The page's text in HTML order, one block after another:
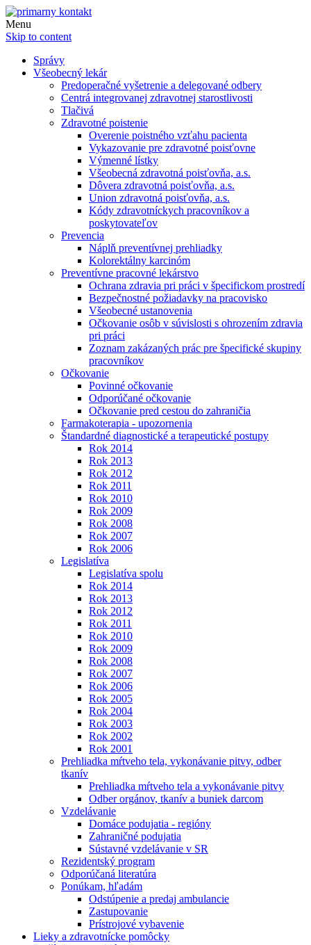
Menu
Skip to content
Správy
Všeobecný lekár
Predoperačné vyšetrenie a delegované odbery
Centrá integrovanej zdravotnej starostlivosti
Tlačivá
Zdravotné poistenie
Overenie poistného vzťahu pacienta
Vykazovanie pre zdravotné poisťovne
Výmenné lístky
Všeobecná zdravotná poisťovňa, a.s.
Dôvera zdravotná poisťovňa, a.s.
Union zdravotná poisťovňa, a.s.
Kódy zdravotníckych pracovníkov a
poskytovateľov
Prevencia
Náplň preventívnej prehliadky
Kolorektálny karcinóm
Preventívne pracovné lekárstvo
Ochrana zdravia pri práci v špecifickom prostredí
Bezpečnostné požiadavky na pracovisko
Všeobecné ustanovenia
Očkovanie osôb v súvislosti s ohrozením zdravia
pri práci
Zoznam zakázaných prác pre špecifické skupiny
pracovníkov
Očkovanie
Povinné očkovanie
Odporúčané očkovanie
Očkovanie pred cestou do zahraničia
Farmakoterapia - upozornenia
Štandardné diagnostické a terapeutické postupy
Rok 2014
Rok 2013
Rok 2012
Rok 2011
Rok 2010
Rok 2009
Rok 2008
Rok 2007
Rok 2006
Legislatíva
Legislatíva spolu
Rok 2014
Rok 2013
Rok 2012
Rok 2011
Rok 2010
Rok 2009
Rok 2008
Rok 2007
Rok 2006
Rok 2005
Rok 2004
Rok 2003
Rok 2002
Rok 2001
Prehliadka mŕtveho tela, vykonávanie pitvy, odber
tkanív
Prehliadka mŕtveho tela a vykonávanie pitvy
Odber orgánov, tkanív a buniek darcom
Vzdelávanie
Domáce podujatia - regióny
Zahraničné podujatia
Sústavné vzdelávanie v SR
Rezidentský program
Odporúčaná literatúra
Ponúkam, hľadám
Odstúpenie a predaj ambulancie
Zastupovanie
Prístrojové vybavenie
Lieky a zdravotnícke pomôcky